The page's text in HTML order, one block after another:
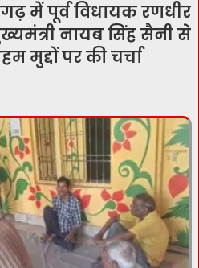
में पूर्व विधायक रणधीर
नायब सिंह सैनी से
मुद्दों पर की चर्चा